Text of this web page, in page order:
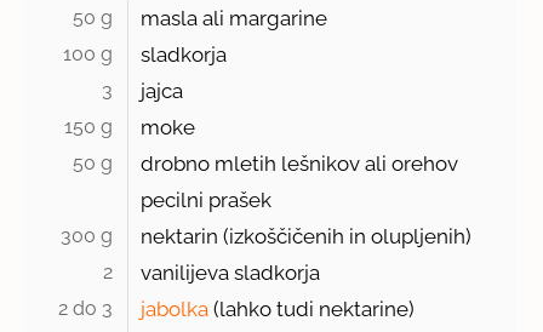
50 g masla ali margarine
100 g sladkorja
3 jajca
150 g moke
50 g
drobno mletih lešnikov ali orehov
pecilni prašek
300 g nektarin (izkoščičenih in olupljenih)
2 vanilijeva sladkorja
2 do 3 jabolka (lahko tudi nektarine)